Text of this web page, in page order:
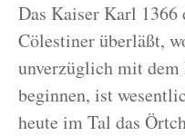
Das Kaiser Karl 1366
Cölestiner überläßt,
unverzüglich mit dem
beginnen, ist
heute im Tal das